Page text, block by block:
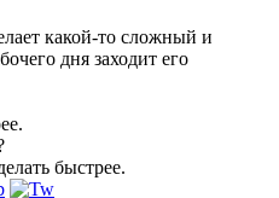
какой-то сложный и
дня заходит его
быстрее.